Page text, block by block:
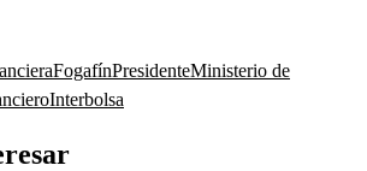
FogafínPresidenteMinisterio de
Interbolsa